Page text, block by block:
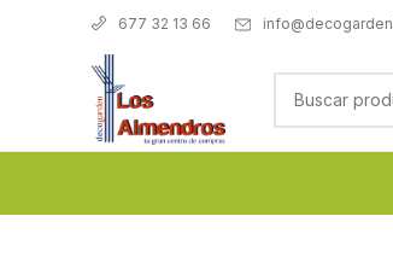
677 32 13 66